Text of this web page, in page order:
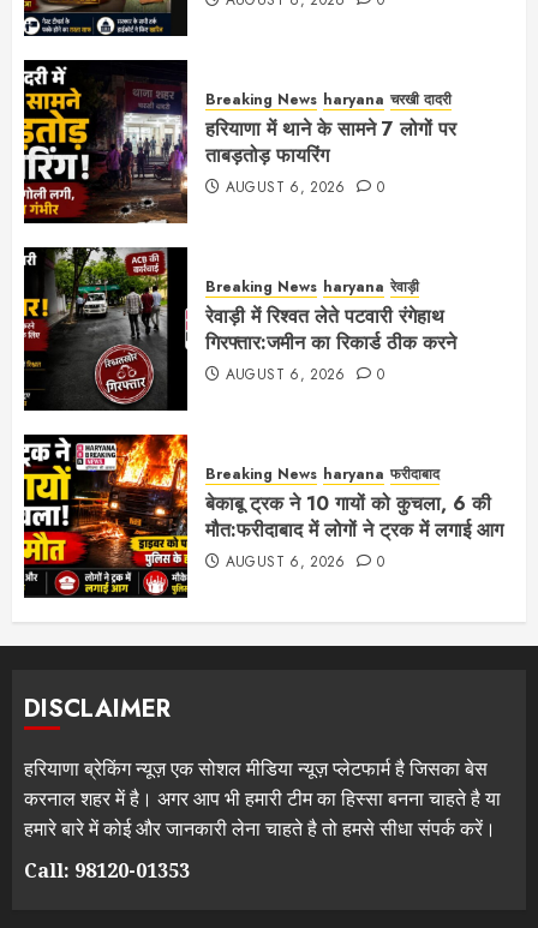
Breaking News haryana चरखी दादरी
हरियाणा में थाने के सामने 7 लोगों पर
ताबड़तोड़ फायरिंग
AUGUST 6, 2026 0
Breaking News haryana रेवाड़ी
रेवाड़ी में रिश्वत लेते पटवारी रंगेहाथ
गिरफ्तार:जमीन का रिकार्ड ठीक करने
AUGUST 6, 2026 0
Breaking News haryana फरीदाबाद
बेकाबू ट्रक ने 10 गायों को कुचला, 6 की
मौत:फरीदाबाद में लोगों ने ट्रक में लगाई आग
AUGUST 6, 2026 0
DISCLAIMER
हरियाणा ब्रेकिंग न्यूज़ एक सोशल मीडिया न्यूज़ प्लेटफार्म है जिसका बेस
करनाल शहर में है। अगर आप भी हमारी टीम का हिस्सा बनना चाहते है या
हमारे बारे में कोई और जानकारी लेना चाहते है तो हमसे सीधा संपर्क करें।
Call: 98120-01353